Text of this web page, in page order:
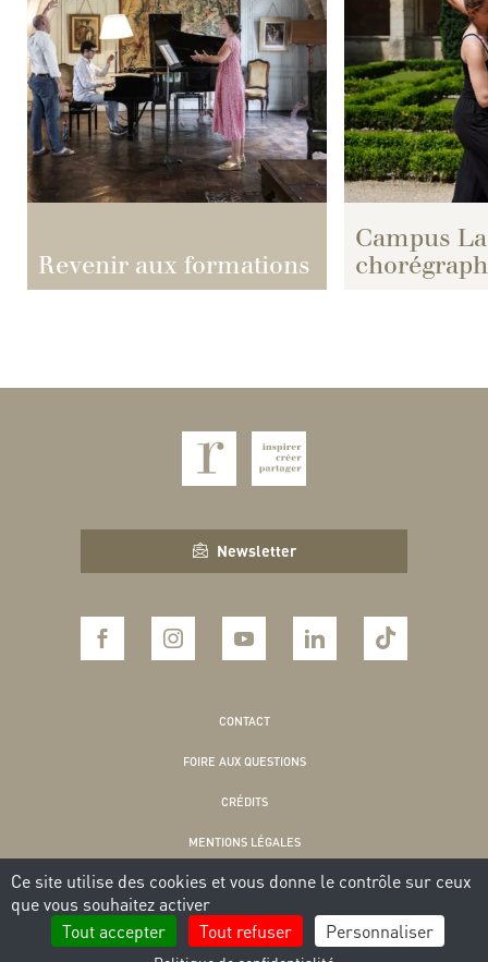
Revenir aux formations
Campus
Newsletter
CONTACT
FOIRE AUX QUESTIONS
CRÉDITS
MENTIONS LÉGALES
POLITIQUE DE CONFIDENTIALITÉ
COOKIES
Ce site utilise des cookies et vous donne le contrôle sur ceux
que vous souhaitez activer
Tout accepter
Tout refuser Personnaliser